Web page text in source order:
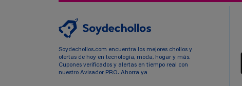
Soydechollos.com encuentra los mejores chollos y
ofertas de hoy en tecnología, moda, hogar y más.
Cupones verificados y alertas en tiempo real con
nuestro Avisador PRO. Ahorra ya